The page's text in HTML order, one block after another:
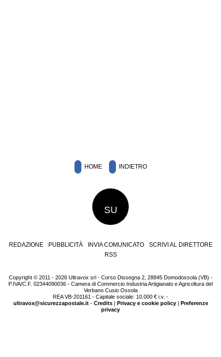
HOME INDIETRO
SU
REDAZIONE PUBBLICITÀ INVIA COMUNICATO
SCRIVI AL DIRETTORE
RSS
Copyright © 2011 - 2026 Ultravox srl - Corso Dissegna 2, 28845 Domodossola (VB) -
P.IVA/C.F. 02344090036 - Camera di Commercio Industria Artigianato e Agricoltura del
Verbano Cusio Ossola
REA VB-201161 - Capitale sociale: 10.000 € i.v. -
ultravox@sicurezzapostale.it- Credits| Privacy e cookie policy| Preferenze
privacy